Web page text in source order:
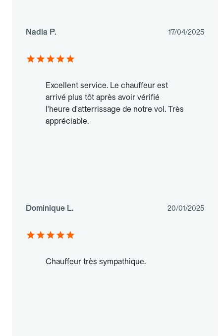
Nadia P. 17/04/2025
Excellent service. Le chauffeur est
arrivé plus tôt après avoir vérifié
l'heure d'atterrissage de notre vol. Très
appréciable.
Dominique L. 20/01/2025
Chauffeur très sympathique.